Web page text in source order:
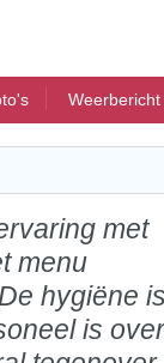
Weerbericht
met
menu
hygiëne
is